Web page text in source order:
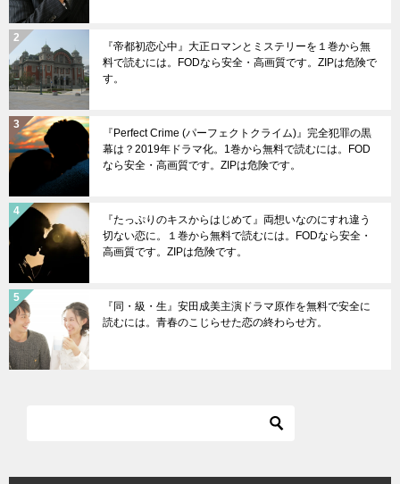
『帝都初恋心中』大正ロマンとミステリーを１巻から無
料で読むには。FODなら安全・高画質です。ZIPは危険で
す。
『Perfect Crime (パーフェクトクライム)』完全犯罪の黒
幕は？2019年ドラマ化。1巻から無料で読むには。FOD
なら安全・高画質です。ZIPは危険です。
『たっぷりのキスからはじめて』両想いなのにすれ違う
切ない恋に。１巻から無料で読むには。FODなら安全・
高画質です。ZIPは危険です。
『同・級・生』安田成美主演ドラマ原作を無料で安全に
読むには。青春のこじらせた恋の終わらせ方。